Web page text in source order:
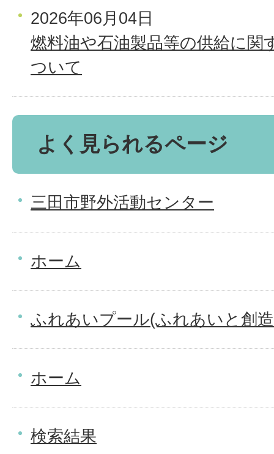
2026年06月04日
燃料油や石油製品等の供給に関
ついて
よく見られるページ
三田市野外活動センター
ホーム
ふれあいプール(ふれあいと創
ホーム
検索結果